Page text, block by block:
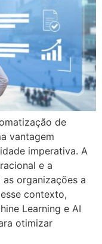
de
vantagem
imperativa. A
e a
organizações a
contexto,
Learning e AI
otimizar